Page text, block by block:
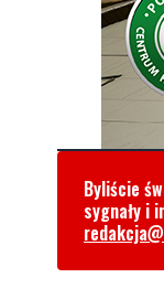
Byliście
sygnały i